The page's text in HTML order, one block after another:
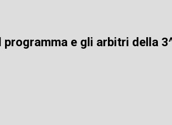
programma e gli arbitri della